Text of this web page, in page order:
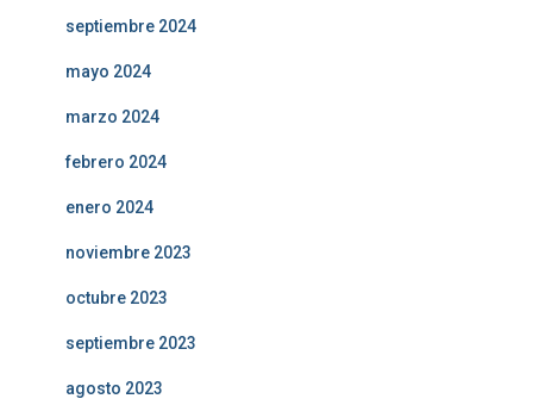
septiembre 2024
mayo 2024
marzo 2024
febrero 2024
enero 2024
noviembre 2023
octubre 2023
septiembre 2023
agosto 2023